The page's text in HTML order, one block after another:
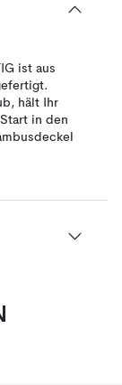
ist aus
hält Ihr
in den